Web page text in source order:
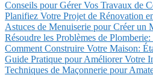
Conseils pour Gérer Vos Travaux de
Planifiez Votre Projet de Rénovation
Astuces de Menuiserie pour Créer un
Résoudre les Problèmes de
Comment Construire Votre Maison:
Guide Pratique pour Améliorer Votre
Techniques de Maçonnerie pour